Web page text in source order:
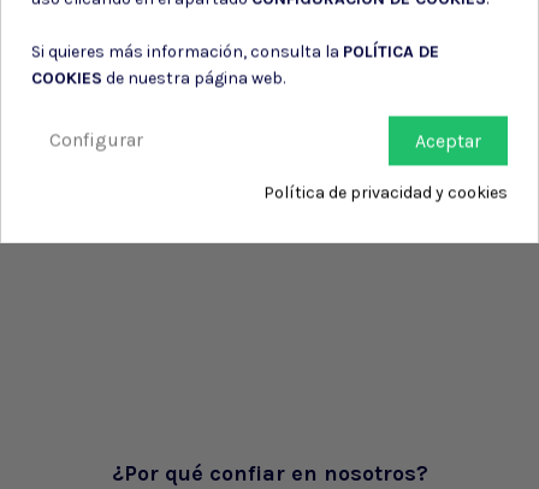
¿Por qué confiar en nosotros?
Si quieres más información, consulta la POLÍTICA DE
COOKIES de nuestra página web.
Aceptar
Configurar
Política de privacidad y cookies